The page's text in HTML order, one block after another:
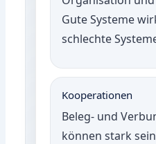
Gute Systeme
schlechte
Kooperationen
Beleg- und
können stark